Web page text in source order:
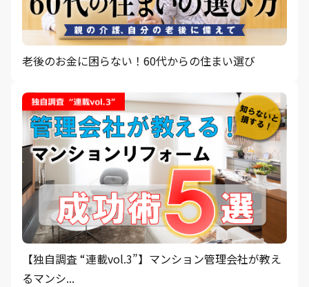
老後のお金に困らない！60代からの住まい選び
【独自調査 “連載vol.3”】マンション管理会社が教え
るマンシ...